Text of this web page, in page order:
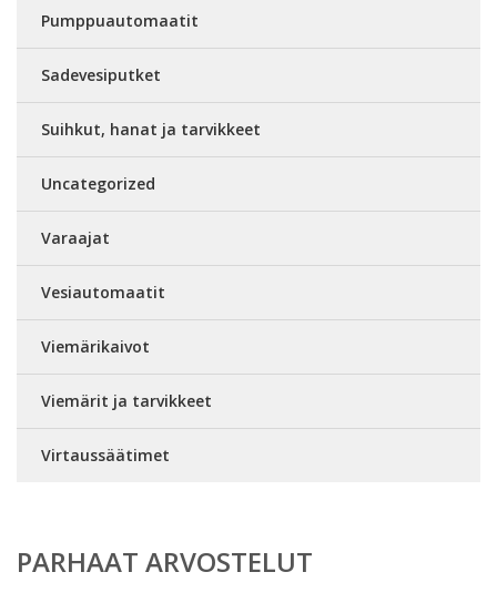
Pumppuautomaatit
Sadevesiputket
Suihkut, hanat ja tarvikkeet
Uncategorized
Varaajat
Vesiautomaatit
Viemärikaivot
Viemärit ja tarvikkeet
Virtaussäätimet
PARHAAT ARVOSTELUT